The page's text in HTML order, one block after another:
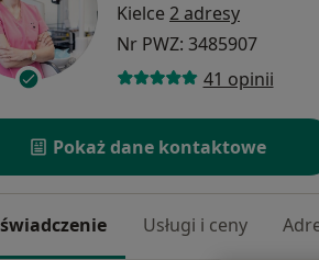
Kielce 2 adresy
Nr PWZ: 3485907
41 opinii
Pokaż dane kontaktowe
Usługi i ceny